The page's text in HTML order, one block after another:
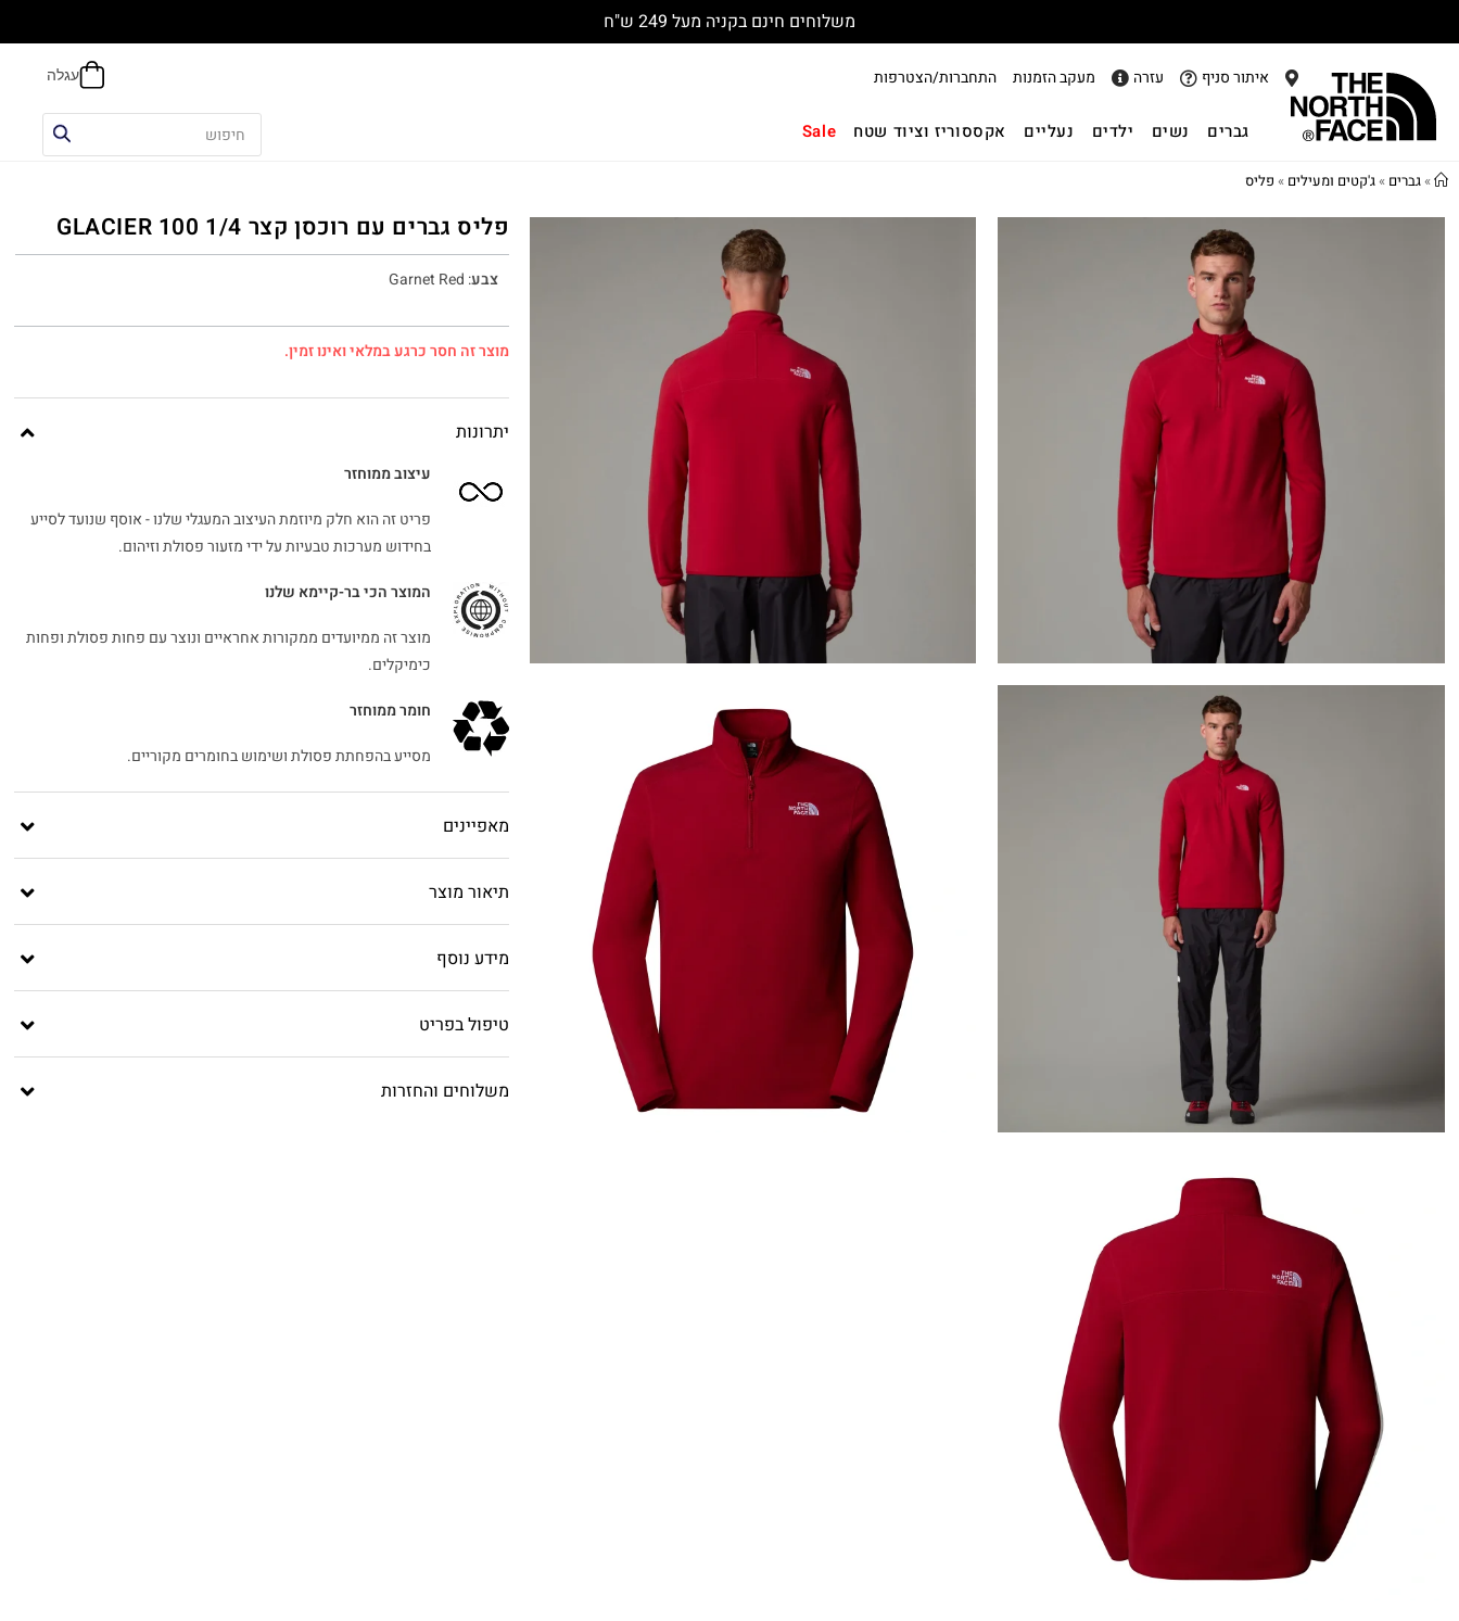
משלוחים חינם בקניה מעל 249 ש"ח
איתור סניף עזרה מעקב הזמנות התחברות/הצטרפות
גברים נשים ילדים נעליים אקססוריז וציוד שטח Sale
»גברים »ג'קטים ומעילים » פליס
פליס גברים עם רוכסן קצר 1/4 100 GLACIER
צבע:
Garnet Red
מוצר זה חסר כרגע במלאי ואינו זמין.
יתרונות
עיצוב ממוחזר
פריט זה הוא חלק מיוזמת העיצוב המעגלי שלנו - אוסף שנועד לסייע
בחידוש מערכות טבעיות על ידי מזעור פסולת וזיהום.
המוצר הכי בר-קיימא שלנו
מוצר זה ממיועדים ממקורות אחראיים ונוצר עם פחות פסולת ופחות
כימיקלים.
חומר ממוחזר
מסייע בהפחתת פסולת ושימוש בחומרים מקוריים.
מאפיינים
תיאור מוצר
מידע נוסף
טיפול בפריט
משלוחים והחזרות